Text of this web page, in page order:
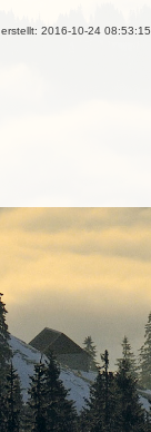
erstellt: 2016-10-24 08:53:15